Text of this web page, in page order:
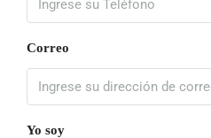
Correo
Yo soy